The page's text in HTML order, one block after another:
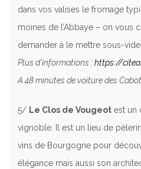
dans vos valises le fromage
moines de l’Abbaye – on vous
demander à le mettre sous-
Plus d’informations :https://
A 48 minutes de voiture des
5/ Le Clos de Vougeot est un
vignoble. Il est un lieu de
vins de Bourgogne pour
élégance mais aussi son